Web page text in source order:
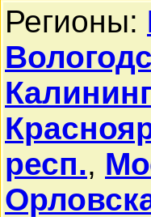
Регионы:
респ.,